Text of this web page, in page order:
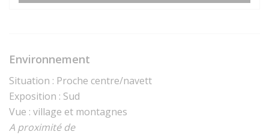
Environnement
Situation : Proche centre/navett
Exposition : Sud
Vue : village et montagnes
A proximité de